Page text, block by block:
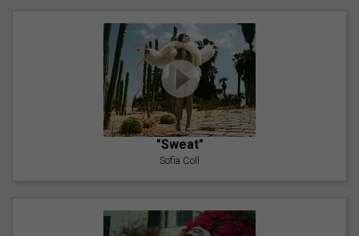
"Sweat"
Sofia Coll